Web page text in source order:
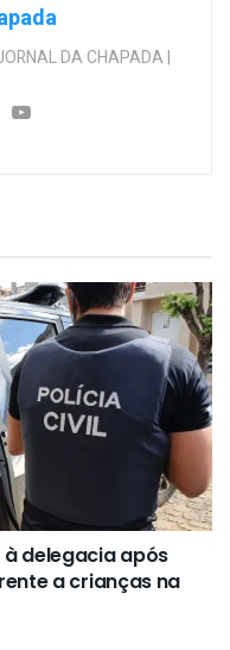
DA CHAPADA |
delegacia após
a crianças na